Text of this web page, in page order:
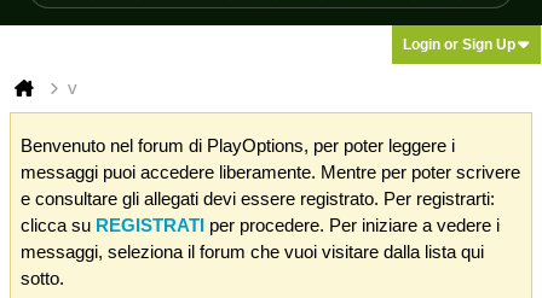
Login or Sign Up
v
Benvenuto nel forum di PlayOptions, per poter leggere i
messaggi puoi accedere liberamente. Mentre per poter scrivere
e consultare gli allegati devi essere registrato. Per registrarti:
clicca su REGISTRATI per procedere. Per iniziare a vedere i
messaggi, seleziona il forum che vuoi visitare dalla lista qui
sotto.